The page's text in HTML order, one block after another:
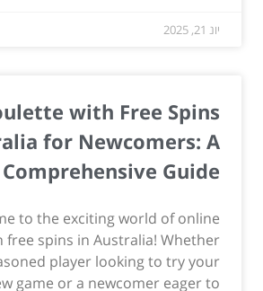
יונ 21, 2025
with Free Spins
for Newcomers: A
Comprehensive Guide
to the exciting world of online
spins in Australia! Whether
player looking to try your
game or a newcomer eager to